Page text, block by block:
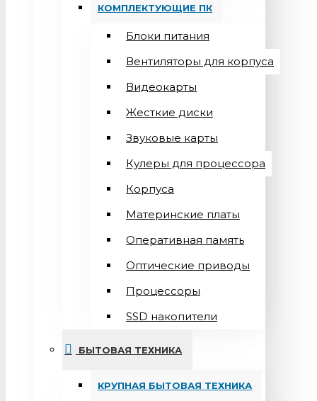
КОМПЛЕКТУЮЩИЕ ПК
Блоки питания
Вентиляторы для корпуса
Видеокарты
Жесткие диски
Звуковые карты
Кулеры для процессора
Корпуса
Материнские платы
Оперативная память
Оптические приводы
Процессоры
SSD накопители
БЫТОВАЯ ТЕХНИКА
КРУПНАЯ БЫТОВАЯ ТЕХНИКА